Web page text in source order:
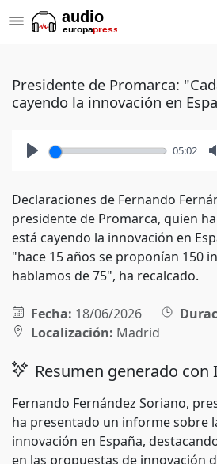
Presidente de Promarca:
cayendo la innovación en
05:02
Declaraciones de Fernando
presidente de Promarca, quien
está cayendo la innovación en
"hace 15 años se proponían 150
hablamos de 75", ha recalcado.
Fecha: 18/06/2026
Localización: Madrid
Resumen generado con
Fernando Fernández Soriano,
ha presentado un informe sobre
innovación en España,
en las propuestas de innovación